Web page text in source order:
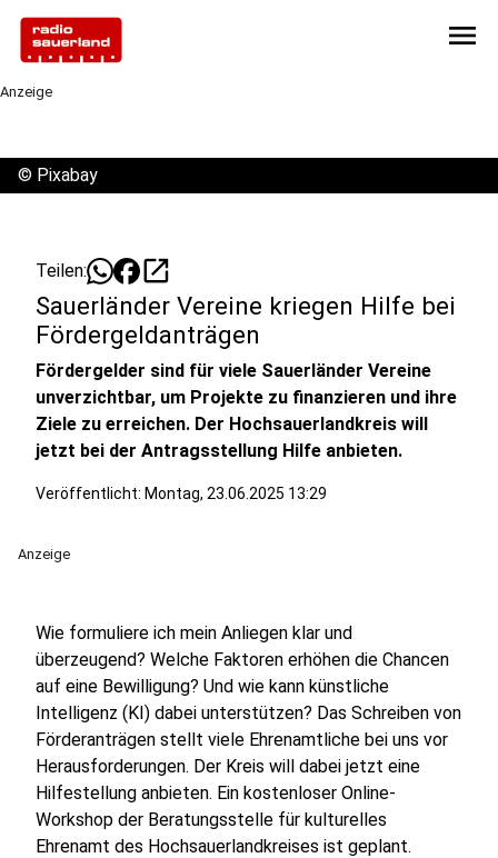
menu
Anzeige
© Pixabay
Teilen: open_in_new
Sauerländer Vereine kriegen Hilfe bei
Fördergeldanträgen
Fördergelder sind für viele Sauerländer Vereine
unverzichtbar, um Projekte zu finanzieren und ihre
Ziele zu erreichen. Der Hochsauerlandkreis will
jetzt bei der Antragsstellung Hilfe anbieten.
Veröffentlicht: Montag, 23.06.2025 13:29
Anzeige
Wie formuliere ich mein Anliegen klar und
überzeugend? Welche Faktoren erhöhen die Chancen
auf eine Bewilligung? Und wie kann künstliche
Intelligenz (KI) dabei unterstützen? Das Schreiben von
Förderanträgen stellt viele Ehrenamtliche bei uns vor
Herausforderungen. Der Kreis will dabei jetzt eine
Hilfestellung anbieten. Ein kostenloser Online-
Workshop der Beratungsstelle für kulturelles
Ehrenamt des Hochsauerlandkreises ist geplant.